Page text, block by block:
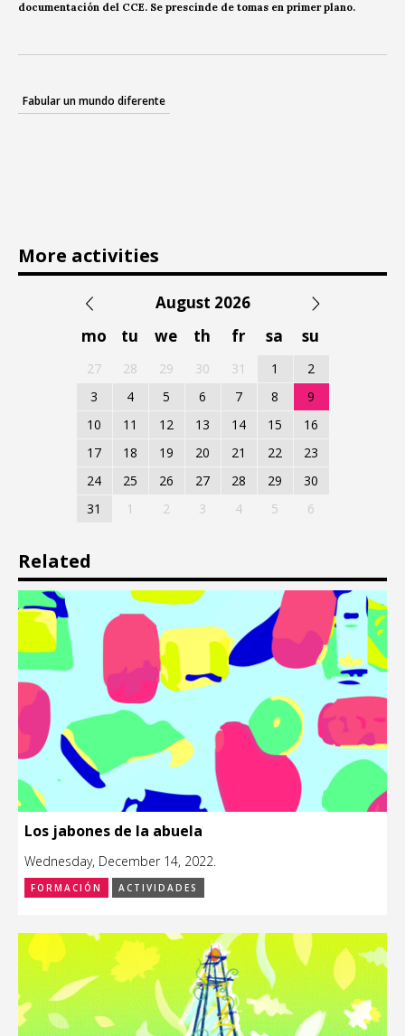
documentación del CCE. Se prescinde de tomas en primer plano.
Fabular un mundo diferente
More activities
August 2026
mo
tu we th fr sa su
27 28 29 30 31 1
2
3
4 5 6 7 8
9
10
11 12 13 14 15
16
17
18 19 20 21 22
23
24
25 26 27 28 29
30
31
1 2 3 4 5 6
Related
Los jabones de la abuela
Wednesday, December 14, 2022.
FORMACIÓN ACTIVIDADES